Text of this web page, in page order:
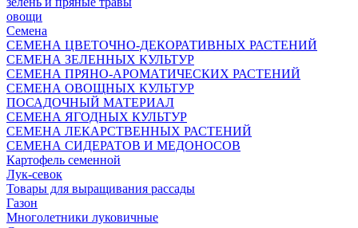
овощи
Семена
СЕМЕНА ЦВЕТОЧНО-ДЕКОРАТИВНЫХ РАСТЕНИЙ
СЕМЕНА ЗЕЛЕННЫХ КУЛЬТУР
СЕМЕНА ПРЯНО-АРОМАТИЧЕСКИХ РАСТЕНИЙ
СЕМЕНА ОВОЩНЫХ КУЛЬТУР
ПОСАДОЧНЫЙ МАТЕРИАЛ
СЕМЕНА ЯГОДНЫХ КУЛЬТУР
СЕМЕНА ЛЕКАРСТВЕННЫХ РАСТЕНИЙ
СЕМЕНА СИДЕРАТОВ И МЕДОНОСОВ
Картофель семенной
Лук-севок
Товары для выращивания рассады
Газон
Многолетники луковичные